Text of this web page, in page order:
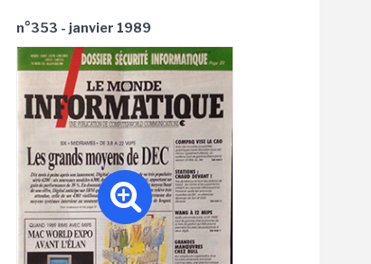
n°353 - janvier 1989